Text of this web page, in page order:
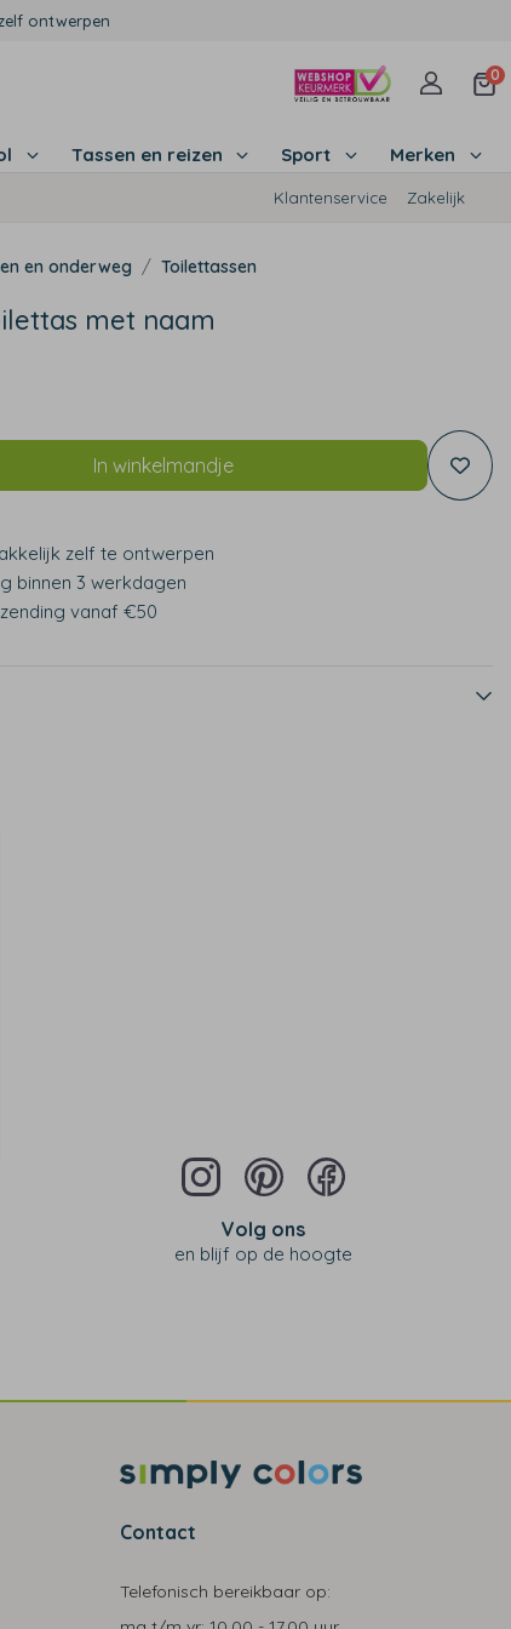
ontwerpen
0
Tassen en reizen Sport Merken
Klantenservice Zakelijk
en onderweg Toilettassen
met naam
In winkelmandje
zelf te ontwerpen
binnen 3 werkdagen
vanaf €50
Volg ons
en blijf op de hoogte
Contact
Telefonisch bereikbaar op: